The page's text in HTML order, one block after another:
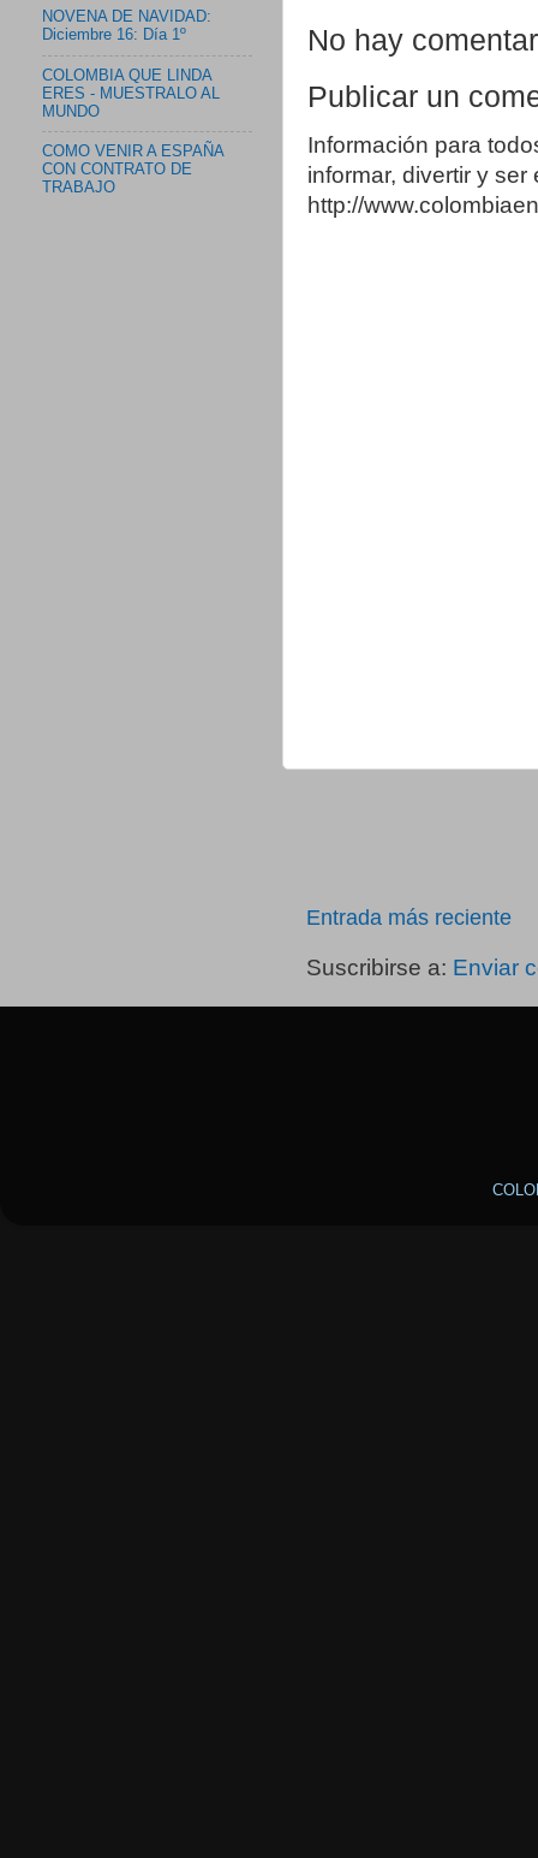
No hay
Publicar un
Información para
informar, divertir y
http://
Entrada más reciente
Suscribirse a: Enviar
NOVENA DE NAVIDAD:
Diciembre 16: Día 1º
COLOMBIA QUE LINDA
ERES - MUESTRALO AL
MUNDO
COMO VENIR A ESPAÑA
CON CONTRATO DE
TRABAJO